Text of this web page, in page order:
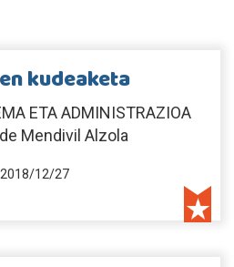
kudeaketa
ETA ADMINISTRAZIOA
Mendivil Alzola
2018/12/27